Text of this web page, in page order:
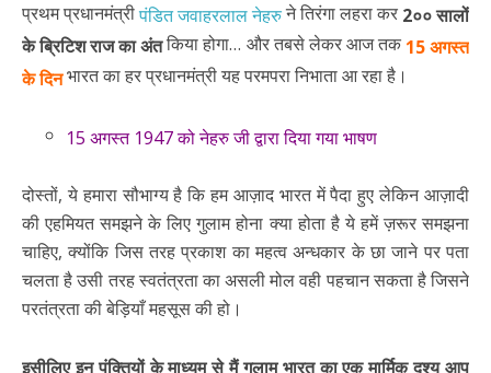
प्रथम प्रधानमंत्रीपंडित जवाहरलाल नेहरुने तिरंगा लहरा कर 2०० सालों
के ब्रिटिश राज का अंतकिया होगा… और तबसे लेकर आज तक 15 अगस्त
के दिनभारत का हर प्रधानमंत्री यह परमपरा निभाता आ रहा है।
15 अगस्त 1947 को नेहरु जी द्वारा दिया गया भाषण
दोस्तों, ये हमारा सौभाग्य है कि हम आज़ाद भारत में पैदा हुए लेकिन आज़ादी
की एहमियत समझने के लिए गुलाम होना क्या होता है ये हमें ज़रूर समझना
चाहिए, क्योंकि जिस तरह प्रकाश का महत्व अन्धकार के छा जाने पर पता
चलता है उसी तरह स्वतंत्रता का असली मोल वही पहचान सकता है जिसने
परतंत्रता की बेड़ियाँ महसूस की हो।
इसीलिए इन पंक्तियों के माध्यम से मैं गुलाम भारत का एक मार्मिक दृश्य आप